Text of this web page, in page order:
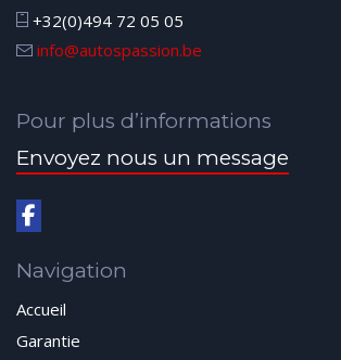
+32(0)494 72 05 05
info@autospassion.be
Pour plus d’informations
Envoyez nous un message
Navigation
Accueil
Garantie